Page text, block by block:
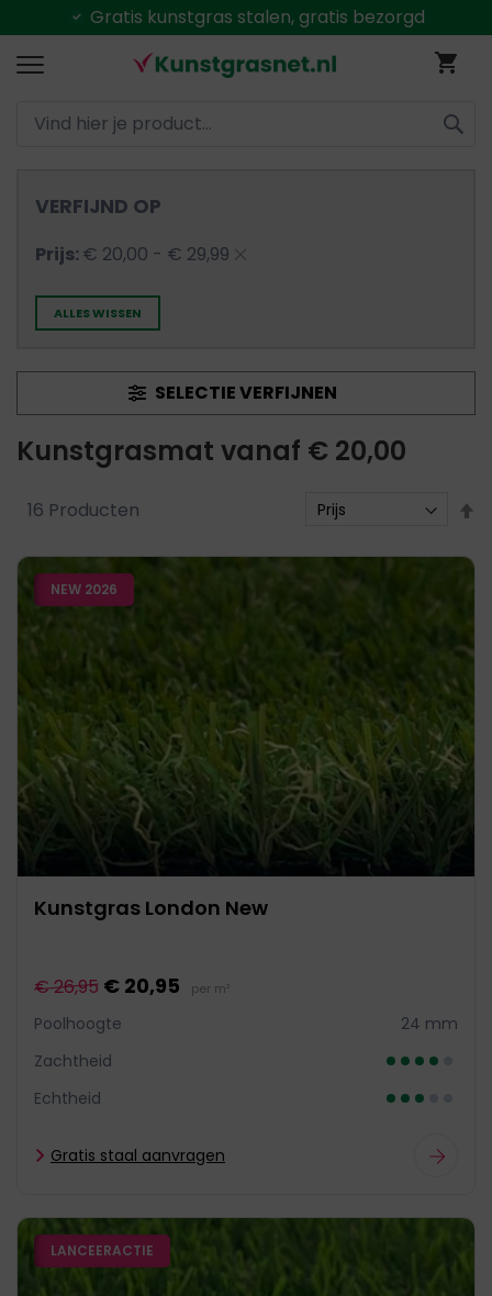
Alles uitvoorraadleverbaar
VERFIJND OP
Prijs € 20,00 - € 29,99
ALLES WISSEN
SELECTIE VERFIJNEN
Kunstgrasmat vanaf € 20,00
16 Producten
NEW 2026
Kunstgras London New
€ 26,95 € 20,95 per m²
Poolhoogte
24 mm
Zachtheid
Echtheid
Gratis staal aanvragen
LANCEERACTIE